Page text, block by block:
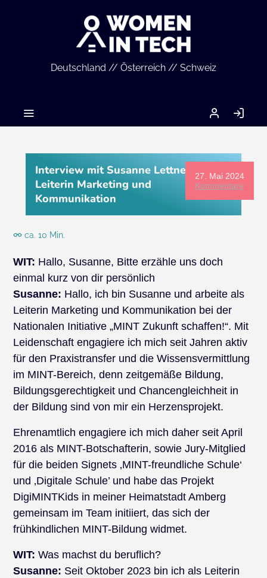
Deutschland // Österreich // Schweiz
MEIN
ACCOUNT
27. Mai 2024
Kommentare
Interview mit Susanne Lettner,
Leiterin Marketing und
Kommunikation
ca. 10 Min.
WIT: Hallo, Susanne, Bitte erzähle uns doch
einmal kurz von dir persönlich
Susanne: Hallo, ich bin Susanne und arbeite als
Leiterin Marketing und Kommunikation bei der
Nationalen Initiative „MINT Zukunft schaffen!“. Mit
Leidenschaft engagiere ich mich seit Jahren aktiv
für den Praxistransfer und die Wissensvermittlung
im MINT-Bereich, denn zeitgemäße Bildung,
Bildungsgerechtigkeit und Chancengleichheit in
der Bildung sind von mir ein Herzensprojekt.
Ehrenamtlich engagiere ich mich daher seit April
2016 als MINT-Botschafterin, sowie Jury-Mitglied
für die beiden Signets ‚MINT-freundliche Schule‘
und ‚Digitale Schule’ und habe das Projekt
DigiMINTKids in meiner Heimatstadt Amberg
gemeinsam im Team initiiert, das sich der
frühkindlichen MINT-Bildung widmet.
WIT: Was machst du beruflich?
Susanne: Seit Oktober 2023 bin ich als Leiterin